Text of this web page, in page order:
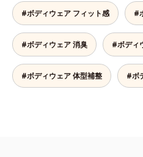
100％のやさしさと、シャリッとし
た生地感で爽快な着ごこち。よくあ
る化学繊維の夏インナーが苦手な方
にもおすすめです。
#ボディウェア フィット感 #
#ボディウェア 消臭 #ボディ
#ボディウェア 体型補整 #ボ